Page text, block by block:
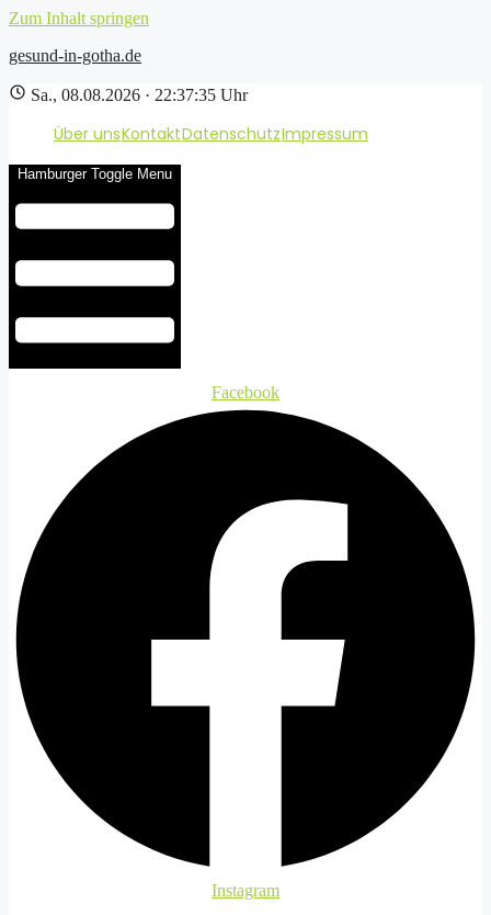
Zum Inhalt springen
gesund-in-gotha.de
Sa., 08.08.2026 · 22:37:36 Uhr
Über unsKontaktDatenschutzImpressum
Hamburger Toggle Menu
Facebook
Instagram